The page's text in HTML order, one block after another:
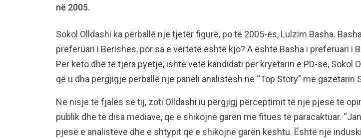
në 2005.
Sokol Olldashi ka përballë një tjetër figurë, po të 2005-ës, Lulzim Basha.
preferuari i Berishës, por sa e vërtetë është kjo? A është Basha i preferuari i
Për këto dhe të tjera pyetje, ishte vetë kandidati për kryetarin e PD-së, Sokol
që u dha përgjigje përballë një paneli analistësh në “Top Story” me gazetarin
Në nisje të fjalës së tij, zoti Olldashi iu përgjigj përceptimit të një pjesë të
publik dhe të disa mediave, që e shikojnë garën me fitues të paracaktuar.
pjesë e analistëve dhe e shtypit që e shikojnë garën kështu. Është një